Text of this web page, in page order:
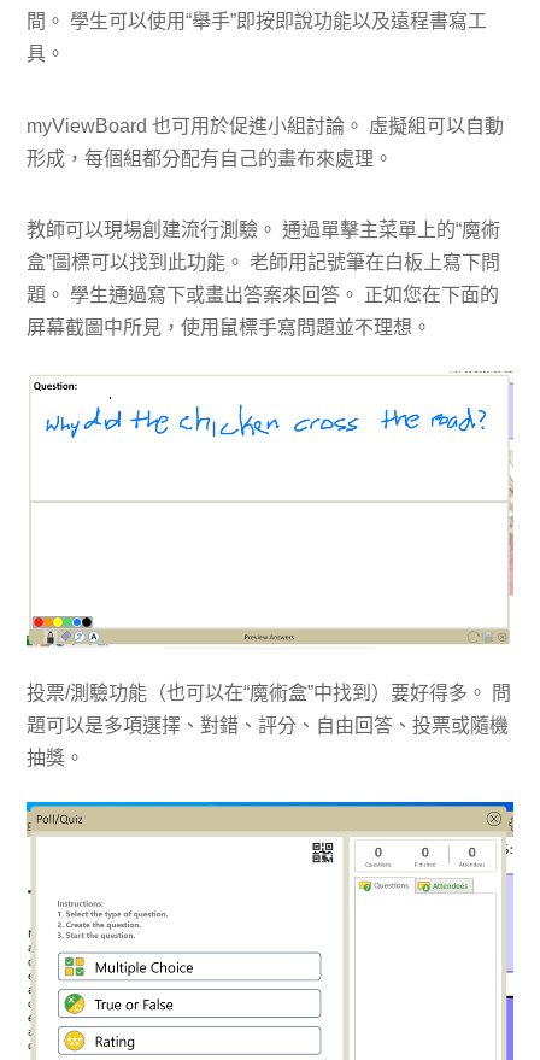
間。 學生可以使用“舉手”即按即說功能以及遠程書寫工
具。
myViewBoard 也可用於促進小組討論。 虛擬組可以自動
形成，每個組都分配有自己的畫布來處理。
教師可以現場創建流行測驗。 通過單擊主菜單上的“魔術
盒”圖標可以找到此功能。 老師用記號筆在白板上寫下問
題。 學生通過寫下或畫出答案來回答。 正如您在下面的
屏幕截圖中所見，使用鼠標手寫問題並不理想。
投票/測驗功能（也可以在“魔術盒”中找到）要好得多。 問
題可以是多項選擇、對錯、評分、自由回答、投票或隨機
抽獎。